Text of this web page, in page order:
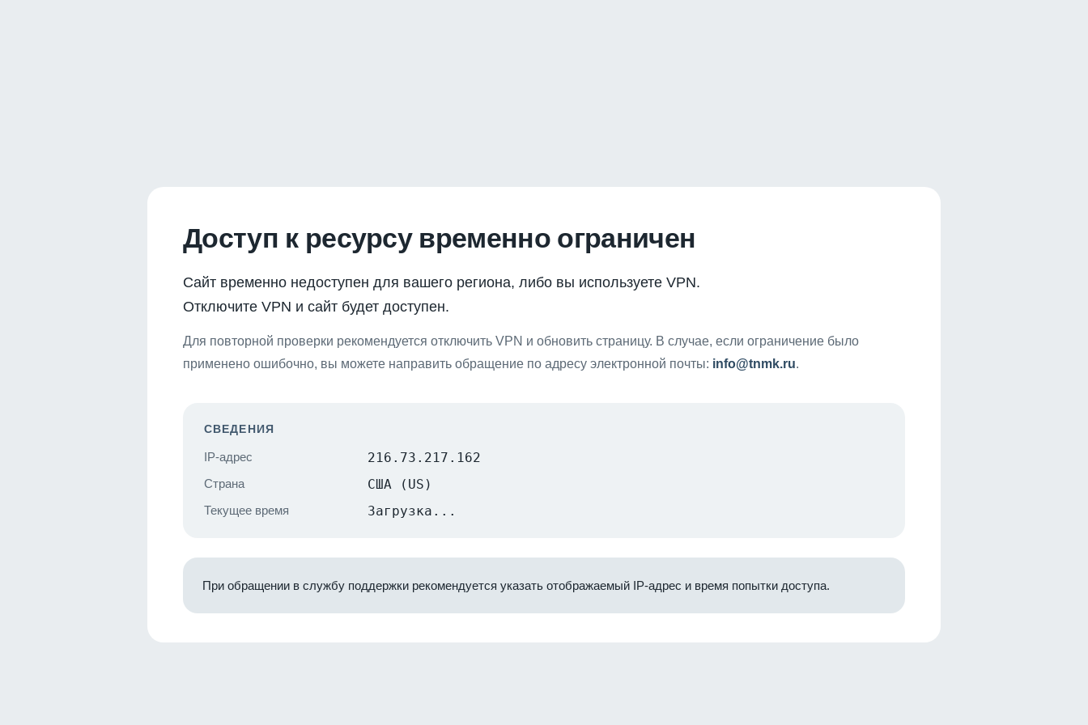
Доступ к ресурсу временно ограничен
Сайт временно недоступен для вашего региона, либо вы используете VPN.
Отключите VPN и сайт будет доступен.
Для повторной проверки рекомендуется отключить VPN и обновить страницу. В случае, если ограничение было
применено ошибочно, вы можете направить обращение по адресу электронной почты: info@tnmk.ru.
СВЕДЕНИЯ
IP-адрес 216.73.217.162
Страна США (US)
Текущее время Загрузка...
При обращении в службу поддержки рекомендуется указать отображаемый IP-адрес и время попытки доступа.